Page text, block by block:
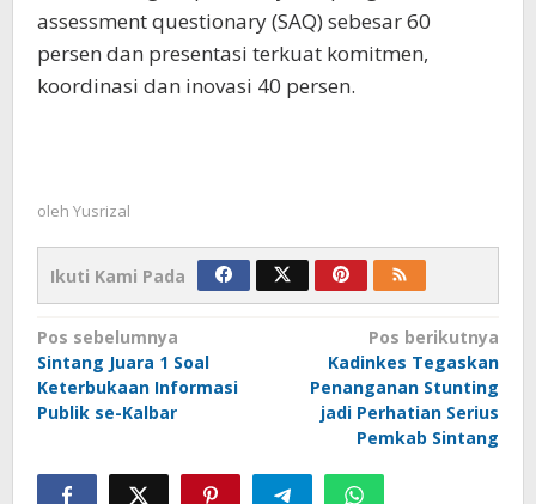
assessment questionary (SAQ) sebesar 60
persen dan presentasi terkuat komitmen,
koordinasi dan inovasi 40 persen.
oleh Yusrizal
Ikuti Kami Pada
Navigasi
pos
Pos sebelumnya
Sintang Juara 1 Soal
Keterbukaan Informasi
Publik se-Kalbar
Pos berikutnya
Kadinkes Tegaskan
Penanganan Stunting
jadi Perhatian Serius
Pemkab Sintang